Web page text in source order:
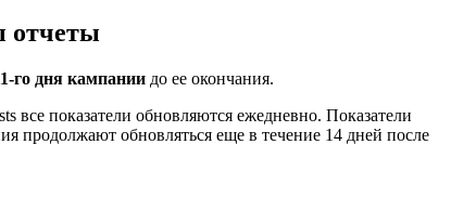
отчеты
го дня кампании до ее окончания.
все показатели обновляются ежедневно. Показатели
продолжают обновляться еще в течение 14 дней после